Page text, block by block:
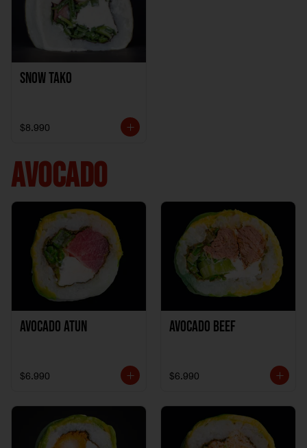
Snow Tako
$8.990
AVOCADO
Avocado Atun
$6.990
Avocado Beef
$6.990